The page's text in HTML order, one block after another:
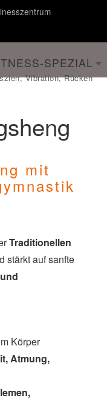
SPEZIAL
mit
Traditionellen
stärkt auf sanfte
Körper
Atmung,